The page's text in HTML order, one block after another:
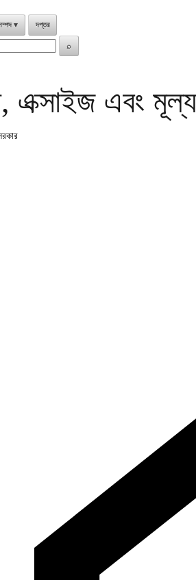
▾ দপ্তর
⌕
এক্সাইজ এবং